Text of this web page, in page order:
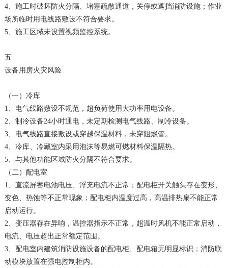
4、施工时破坏防火分隔、堵塞疏散通道，关停或遮挡消防设施；作业
场所临时用电线路敷设不符合要求。
5、施工区域未设置视频监控系统。
五
设备用房火灾风险
（一）冷库
1、电气线路敷设不规范，超负荷使用大功率用电设备。
2、制冷设备24小时通电，未定期检测电气线路、制冷设备。
3、电气线路直接敷设或穿越保温材料，未穿阻燃管。
4、冷库、冷藏室内采用泡沫等易燃可燃材料保温隔热。
5、与其他功能区域防火分隔不符合要求。
（二）配电室
1、直流屏蓄电池电压、浮充电流不正常；配电柜开关触头存在变形、
变色、热蚀等不正常现象；配电柜内温度过高，高温排热扇不能正常
启动运行。
2、变压器存在异响，温控器指示不正常，超温时风机不能正常启动，
电流、电压超出正常额定范围。
3、配电室内建筑消防设施设备的配电柜、配电箱无明显标识；消防联
动模块放置在强电控制柜内。